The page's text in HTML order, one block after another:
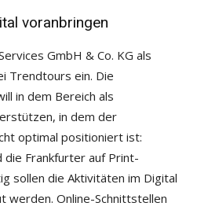
voranbringen
GmbH & Co. KG als
Trendtours ein. Die
in dem Bereich als
in dem der
optimal positioniert ist:
die Frankfurter auf Print-
sollen die Aktivitäten im Digital
werden. Online-Schnittstellen